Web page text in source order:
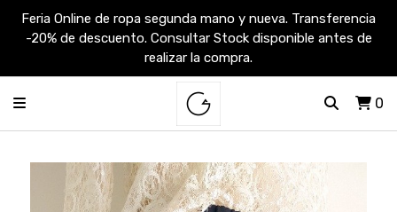
Feria Online de ropa segunda mano y nueva. Transferencia
-20% de descuento. Consultar Stock disponible antes de
realizar la compra.
0